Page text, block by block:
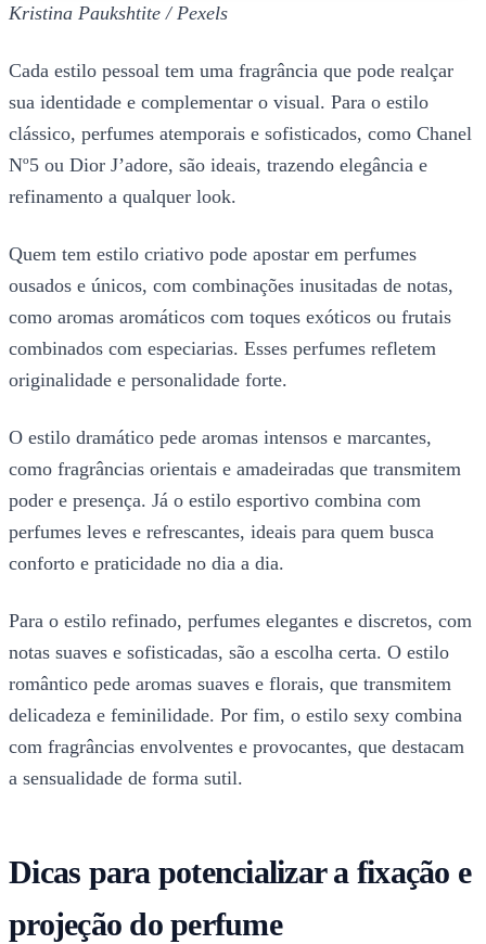
Kristina Paukshtite / Pexels
Cada estilo pessoal tem uma fragrância que pode realçar
sua identidade e complementar o visual. Para o estilo
clássico, perfumes atemporais e sofisticados, como Chanel
Nº5 ou Dior J’adore, são ideais, trazendo elegância e
refinamento a qualquer look.
Quem tem estilo criativo pode apostar em perfumes
ousados e únicos, com combinações inusitadas de notas,
como aromas aromáticos com toques exóticos ou frutais
combinados com especiarias. Esses perfumes refletem
originalidade e personalidade forte.
O estilo dramático pede aromas intensos e marcantes,
como fragrâncias orientais e amadeiradas que transmitem
poder e presença. Já o estilo esportivo combina com
perfumes leves e refrescantes, ideais para quem busca
conforto e praticidade no dia a dia.
Para o estilo refinado, perfumes elegantes e discretos, com
notas suaves e sofisticadas, são a escolha certa. O estilo
romântico pede aromas suaves e florais, que transmitem
delicadeza e feminilidade. Por fim, o estilo sexy combina
com fragrâncias envolventes e provocantes, que destacam
a sensualidade de forma sutil.
Dicas para potencializar a fixação e
projeção do perfume